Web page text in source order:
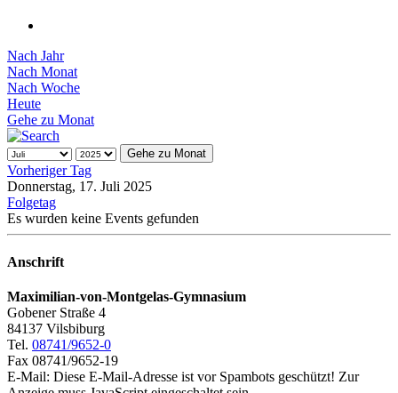
Nach Jahr
Nach Monat
Nach Woche
Heute
Gehe zu Monat
Gehe zu Monat
Vorheriger Tag
Donnerstag, 17. Juli 2025
Folgetag
Es wurden keine Events gefunden
Anschrift
Maximilian-von-Montgelas-Gymnasium
Gobener Straße 4
84137 Vilsbiburg
Tel. 08741/9652-0
Fax 08741/9652-19
E-Mail: Diese E-Mail-Adresse ist vor Spambots geschützt! Zur